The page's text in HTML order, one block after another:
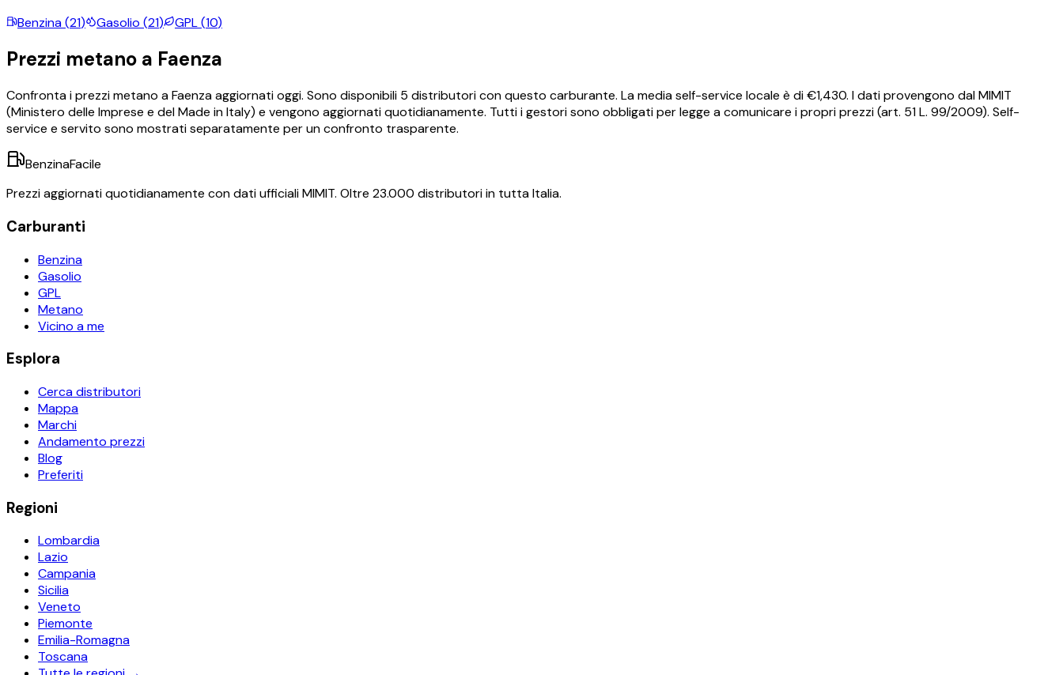
Benzina(21) Gasolio (21) GPL(10)
Prezzi metano a Faenza
Confronta i prezzimetano aFaenzaaggiornati oggi. Sono disponibili 5 distributori con questo carburante. La media self-service locale è di €1,430. I dati provengono dal MIMIT
(Ministero delle Imprese e del Made in Italy) e vengono aggiornati quotidianamente. Tutti i gestori sono obbligati per legge a comunicare i propri prezzi (art. 51 L. 99/2009). Self-
service e servito sono mostrati separatamente per un confronto trasparente.
BenzinaFacile
Prezzi aggiornati quotidianamente con dati ufficiali MIMIT. Oltre 23.000 distributori in tutta Italia.
Carburanti
Benzina
Gasolio
GPL
Metano
Vicino a me
Esplora
Cerca distributori
Mappa
Marchi
Andamento prezzi
Blog
Preferiti
Regioni
Lombardia
Lazio
Campania
Sicilia
Veneto
Piemonte
Emilia-Romagna
Toscana